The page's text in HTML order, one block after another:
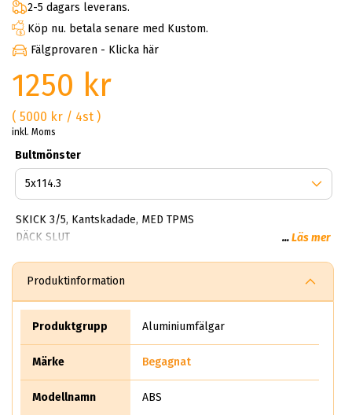
2-5 dagars leverans.
Köp nu. betala senare med Kustom.
Fälgprovaren - Klicka här
1250 kr
( 5000 kr / 4st )
inkl. Moms
Bultmönster
SKICK 3/5, Kantskadade, MED TPMS
DÄCK SLUT
...Läs mer
Produktinformation
Produktgrupp Aluminiumfälgar
Märke Begagnat
Modellnamn ABS